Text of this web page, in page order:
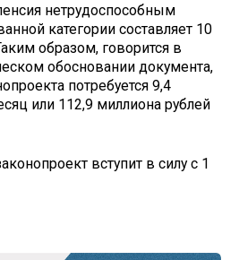
нетрудоспособным
категории составляет 10
образом, говорится в
обосновании документа,
потребуется 9,4
или 112,9 миллиона рублей
вступит в силу с 1